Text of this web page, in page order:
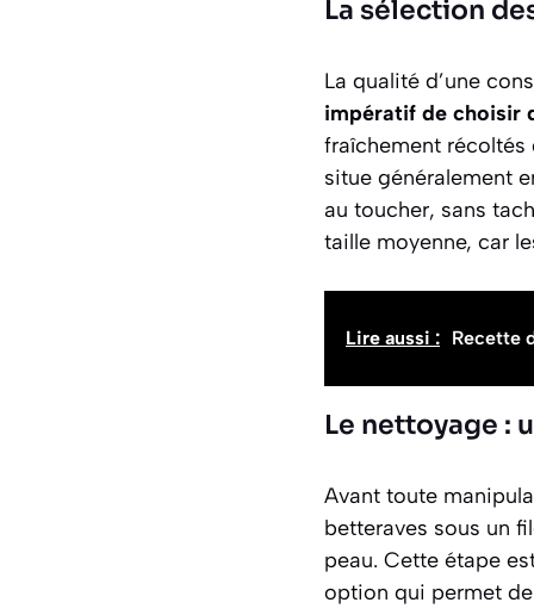
La sélection
La qualité d’une
impératif de choisir
fraîchement récoltés
situe généralement
au toucher, sans
taille moyenne, car
Lire aussi : Recette
Le nettoyage :
Avant toute
betteraves sous un
peau. Cette étape
option qui permet